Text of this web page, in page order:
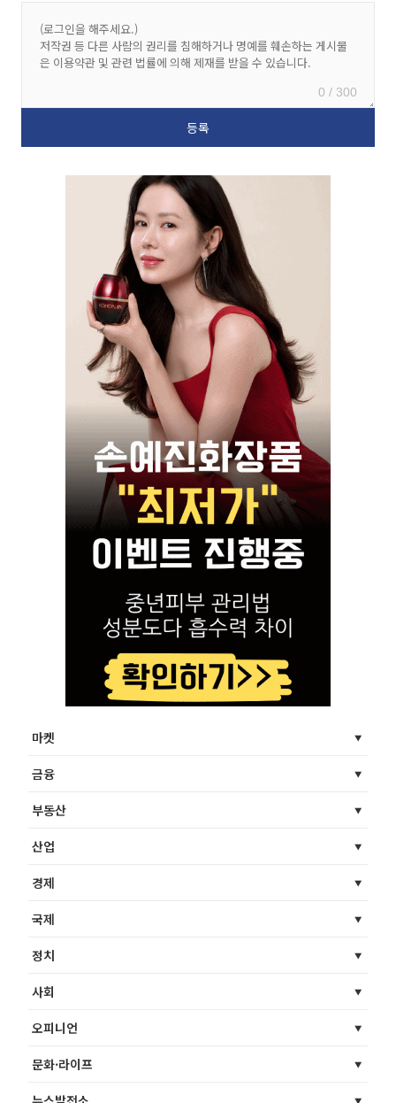
0 / 300
마켓
금융
부동산
산업
경제
국제
정치
사회
오피니언
문화·라이프